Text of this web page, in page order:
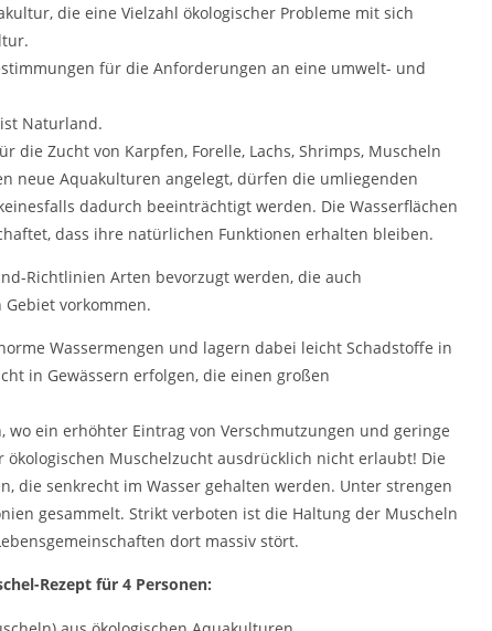
die eine Vielzahl ökologischer Probleme mit sich
für die Anforderungen an eine umwelt- und
Naturland.
die Zucht von Karpfen, Forelle, Lachs, Shrimps, Muscheln
neue Aquakulturen angelegt, dürfen die umliegenden
dadurch beeinträchtigt werden. Die Wasserflächen
dass ihre natürlichen Funktionen erhalten bleiben.
Richtlinien Arten bevorzugt werden, die auch
vorkommen.
Wassermengen und lagern dabei leicht Schadstoffe in
in Gewässern erfolgen, die einen großen
ein erhöhter Eintrag von Verschmutzungen und geringe
Muschelzucht ausdrücklich nicht erlaubt! Die
die senkrecht im Wasser gehalten werden. Unter strengen
gesammelt. Strikt verboten ist die Haltung der Muscheln
dort massiv stört.
Rezept für 4 Personen: